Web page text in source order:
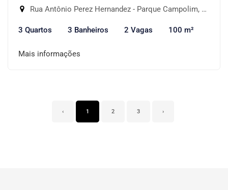
Rua Antônio Perez Hernandez - Parque Campolim, Sorocaba-SP
3 Quartos 3 Banheiros 2 Vagas 100 m²
Mais informações
‹ 1 2 3 ›